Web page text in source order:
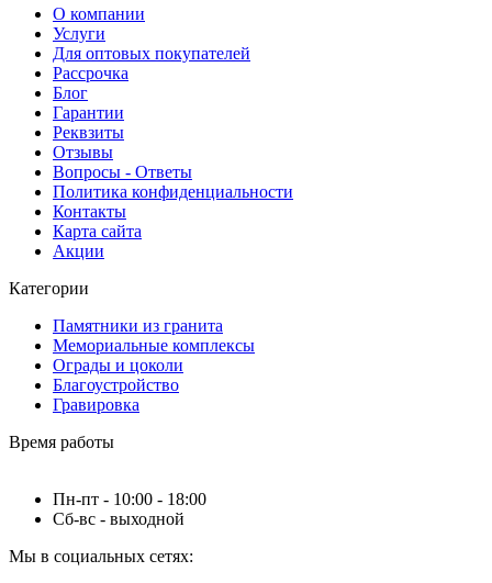
О компании
Услуги
Для оптовых покупателей
Рассрочка
Блог
Гарантии
Реквзиты
Отзывы
Вопросы - Ответы
Политика конфиденциальности
Контакты
Карта сайта
Акции
Категории
Памятники из гранита
Мемориальные комплексы
Ограды и цоколи
Благоустройство
Гравировка
Время работы
Пн-пт - 10:00 - 18:00
Сб-вс - выходной
Мы в социальных сетях: